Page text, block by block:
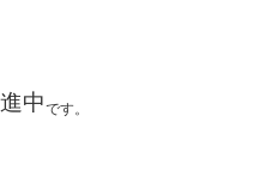
中です。